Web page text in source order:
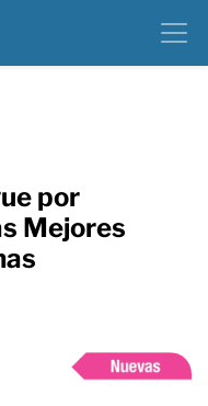
por
Mejores